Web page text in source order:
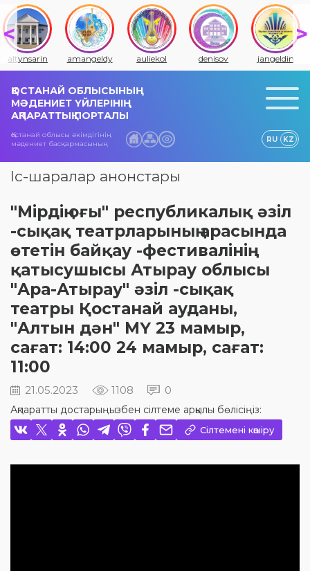
altynsarin amangeldy auliekol denisov jangeldin
ҚОСТАНАЙ ОБЛЫСЫНЫҢ
МӘДЕНИЕТ ҮЙЛЕРІНІҢ
АҚПАРАТТЫҚ ПОРТАЛЫ
Қостанай облысы әкімдігінің
мәдениет басқармасының
RU KZ
Іс-шаралар анонстары
"Мірдің оғы" республикалық әзіл
-сықақ театрларының арасында
өтетін байқау -фестивалінің
қатысушысы Атырау облысы
"Ара-Атырау" әзіл -сықақ
театры Қостанай ауданы,
"Алтын дән" МҮ 23 мамыр,
сағат: 14:00 24 мамыр, сағат:
11:00
21.05.2023 1108 0
Ақпаратты достарыңызбен сілтеме арқылы бөлісіңіз:
Сілтемені көшіру